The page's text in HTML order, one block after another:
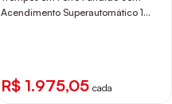
Acendimento Superautomático 1
R$ 1.975,05 cada